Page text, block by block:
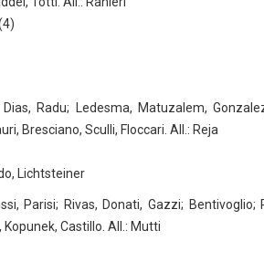
Dias, Radu; Ledesma, Matuzalem,
Bresciano, Sculli, Floccari. All.: Reja
Lichtsteiner
Parisi; Rivas, Donati, Gazzi;
Castillo. All.: Mutti